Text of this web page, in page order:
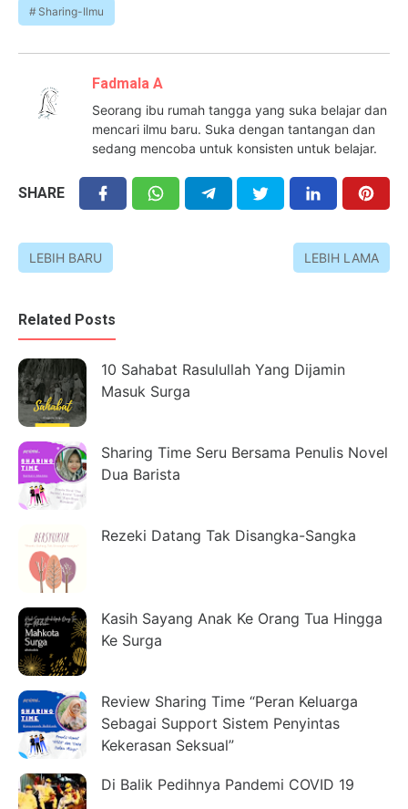
Sharing-Ilmu
Fadmala A
Seorang ibu rumah tangga yang suka belajar dan
mencari ilmu baru. Suka dengan tantangan dan
sedang mencoba untuk konsisten untuk belajar.
SHARE
LEBIH BARU LEBIH LAMA
Related Posts
10 Sahabat Rasulullah Yang Dijamin
Masuk Surga
Sharing Time Seru Bersama Penulis Novel
Dua Barista
Rezeki Datang Tak Disangka-Sangka
Kasih Sayang Anak Ke Orang Tua Hingga
Ke Surga
Review Sharing Time “Peran Keluarga
Sebagai Support Sistem Penyintas
Kekerasan Seksual”
Di Balik Pedihnya Pandemi COVID 19